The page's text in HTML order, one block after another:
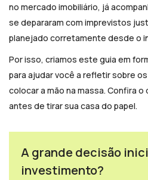
no mercado imobiliário, já
se depararam com imprevistos
planejado corretamente desde o
Por isso, criamos este guia em
para ajudar você a refletir sobre
colocar a mão na massa. Confira
antes de tirar sua casa do papel.
A grande decisão
investimento?